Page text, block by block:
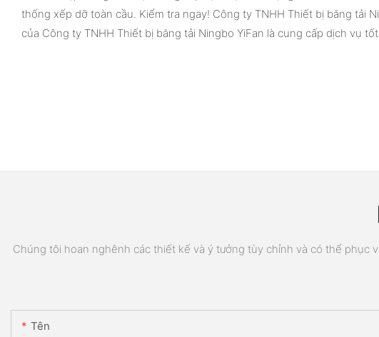
thống xếp dỡ toàn cầu. Kiểm tra ngay! Công ty TNHH Thiết bị băng tải
của Công ty TNHH Thiết bị băng tải Ningbo YiFan là cung cấp dịch vụ
Chúng tôi hoan nghênh các thiết kế và ý tưởng tùy chỉnh và có thể
Tên